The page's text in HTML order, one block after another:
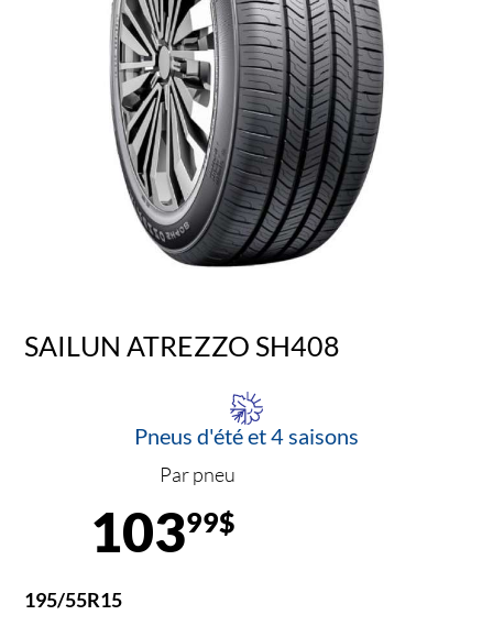
SAILUN ATREZZO SH408
Pneus d'été et 4 saisons
Par pneu
10399$
195/55R15